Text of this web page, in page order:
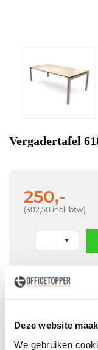
Deze website
We gebruiken
Vergadertafel
250,-
(302,50 incl. btw)